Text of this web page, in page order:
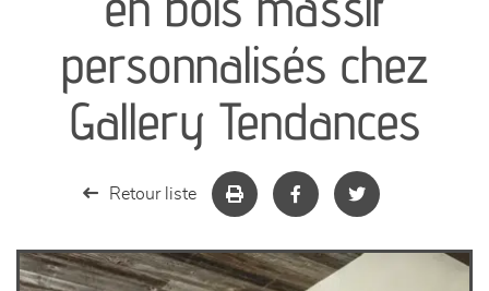
meubles de complément
chambres et dressing
décoration
personnalisés chez
Gallery Tendances
Retour liste